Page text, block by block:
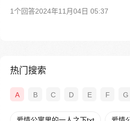
1个回答2024年11月04日 05:37
热门搜索
A B C D E F G